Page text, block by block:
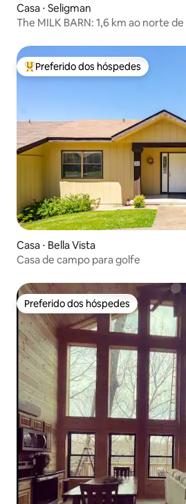
Casa ⋅ Seligman
The MILK BARN: 1,6 km ao norte
Entre os melhores preferidos dos
Preferido dos hóspedes
Casa ⋅ Bella Vista
Casa de campo para golfe
Preferido dos hóspedes
Preferido dos hóspedes